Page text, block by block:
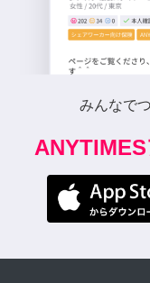
みんなで